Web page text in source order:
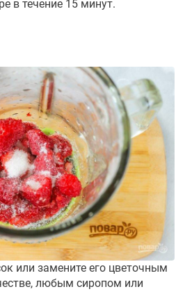
в течение 15 минут.
или замените его цветочным
любым сиропом или